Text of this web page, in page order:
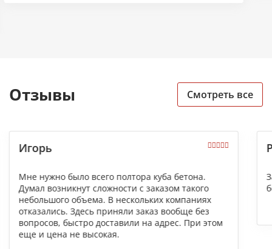
Отзывы Смотреть все
Игорь
Мне нужно было всего полтора куба бетона.
Думал возникнут сложности с заказом такого
небольшого объема. В нескольких компаниях
отказались. Здесь приняли заказ вообще без
вопросов, быстро доставили на адрес. При этом
еще и цена не высокая.